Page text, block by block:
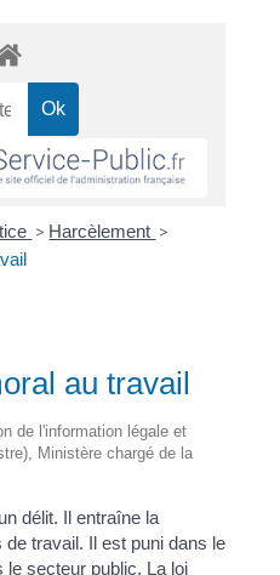
> Harcèlement >
au travail
de l'information légale et
Ministère chargé de la
délit. Il entraîne la
travail. Il est puni dans le
secteur public. La loi